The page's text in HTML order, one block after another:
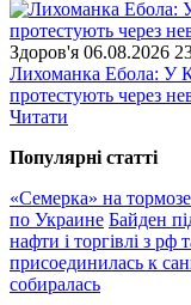
Здоров'я 06.08.2026
Лихоманка Ебола: У
протестують через
Читати
Популярнi статтi
«Семерка» на
по Украине Байден
нафти і торгівлі з рф
присоединилась к
собиралась